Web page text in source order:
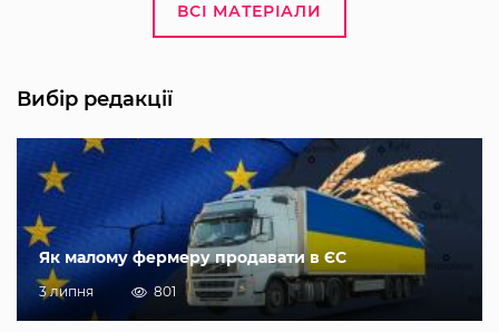
ВСІ МАТЕРІАЛИ
Вибір редакції
Як малому фермеру продавати в ЄС
3 липня 801